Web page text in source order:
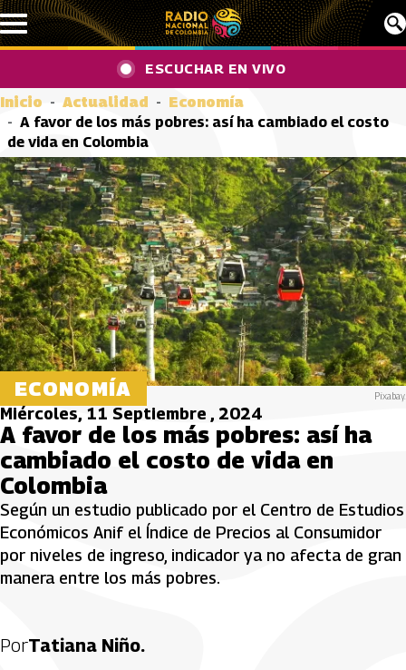
Pasar al contenido principal
ESCUCHAR EN VIVO
Inicio Actualidad
Economía
A favor de los más pobres: así ha cambiado el costo
de vida en Colombia
ECONOMÍA Pixabay.
Miércoles, 11 Septiembre , 2024
A favor de los más pobres: así ha
cambiado el costo de vida en
Colombia
Según un estudio publicado por el Centro de Estudios
Económicos Anif el Índice de Precios al Consumidor
por niveles de ingreso, indicador ya no afecta de gran
manera entre los más pobres.
PorTatiana Niño.